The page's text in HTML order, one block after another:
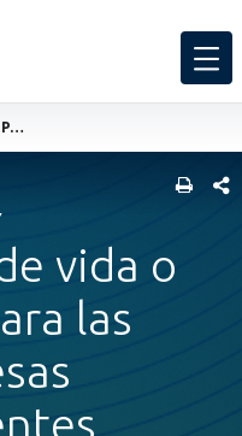
UNA ÉPOCA DE VIDA O MUERTE PARA LAS EMPRESAS EMERGENTES
vida o
las